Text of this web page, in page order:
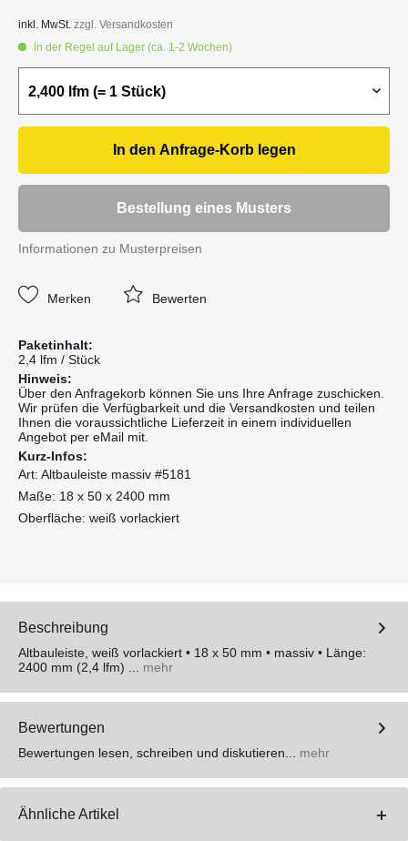
inkl. MwSt. zzgl. Versandkosten
In der Regel auf Lager (ca. 1-2 Wochen)
In den Anfrage-Korblegen
Bestellung eines Musters
Informationen zu Musterpreisen
Merken Bewerten
Paketinhalt:
2,4 lfm / Stück
Hinweis:
Über den Anfragekorb können Sie uns Ihre Anfrage zuschicken.
Wir prüfen die Verfügbarkeit und die Versandkosten und teilen
Ihnen die voraussichtliche Lieferzeit in einem individuellen
Angebot per eMail mit.
Kurz-Infos:
Art: Altbauleiste massiv #5181
Maße: 18 x 50 x 2400 mm
Oberfläche: weiß vorlackiert
Beschreibung
Altbauleiste, weiß vorlackiert • 18 x 50 mm • massiv • Länge:
2400 mm (2,4 lfm) ... mehr
Bewertungen
Bewertungen lesen, schreiben und diskutieren... mehr
Ähnliche Artikel